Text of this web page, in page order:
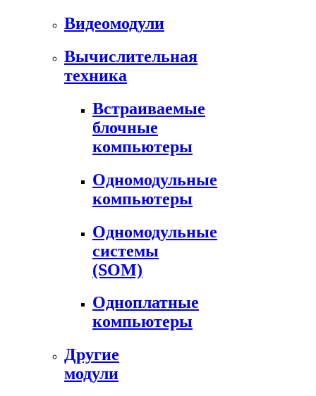
Видеомодули
Вычислительная
техника
Встраиваемые
блочные
компьютеры
Одномодульные
компьютеры
Одномодульные
системы
(SOM)
Одноплатные
компьютеры
Другие
модули